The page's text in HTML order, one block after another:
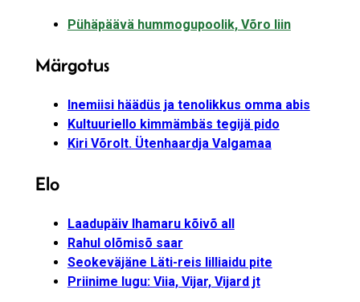
Pühäpäävä hummogupoolik, Võro liin
Märgotus
Inemiisi häädüs ja tenolikkus omma abis
Kultuuriello kimmämbäs tegijä pido
Kiri Võrolt. Ütenhaardja Valgamaa
Elo
Laadupäiv Ihamaru kõivõ all
Rahul olõmisõ saar
Seokeväjäne Läti-reis lilliaidu pite
Priinime lugu: Viia, Vijar, Vijard jt